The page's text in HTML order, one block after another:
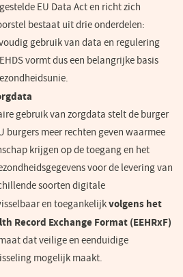
EU Data Act en richt zich
bestaat uit drie onderdelen:
gebruik van data en regulering
vormt dus een belangrijke basis
gebruik van zorgdata stelt de burger
burgers meer rechten geven waarmee
krijgen op de toegang en het
voor de levering van
soorten digitale
en toegankelijkvolgens het
Record Exchange Format (EEHRxF)
dat veilige en eenduidige
mogelijk maakt.